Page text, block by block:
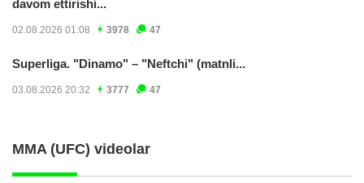
davom ettirishi...
02.08.2026 01:08 3978 47
Superliga. "Dinamo" – "Neftchi" (matnli...
03.08.2026 20:32 3777 47
MMA (UFC) videolar